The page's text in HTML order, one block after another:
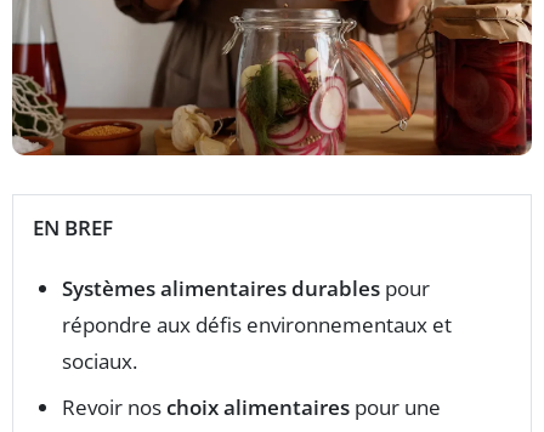
EN BREF
Systèmes alimentaires durables pour
répondre aux défis environnementaux et
sociaux.
Revoir noschoix alimentaires pour une